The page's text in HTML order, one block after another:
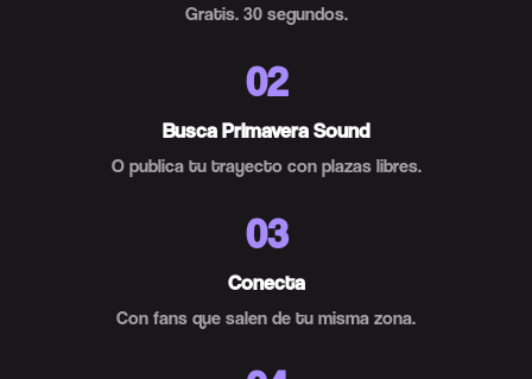
Gratis. 30 segundos.
02
Busca Primavera Sound
O publica tu trayecto con plazas libres.
03
Conecta
Con fans que salen de tu misma zona.